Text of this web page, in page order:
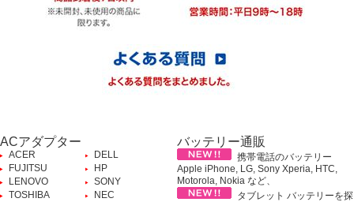
ACアダプター
ACER
DELL
FUJITSU
HP
LENOVO
SONY
TOSHIBA
NEC
バッテリー通販
携帯電話のバッテリー
Apple iPhone, LG, Sony Xperia, HTC,
Motorola, Nokia など、
タブレット バッテリーを探